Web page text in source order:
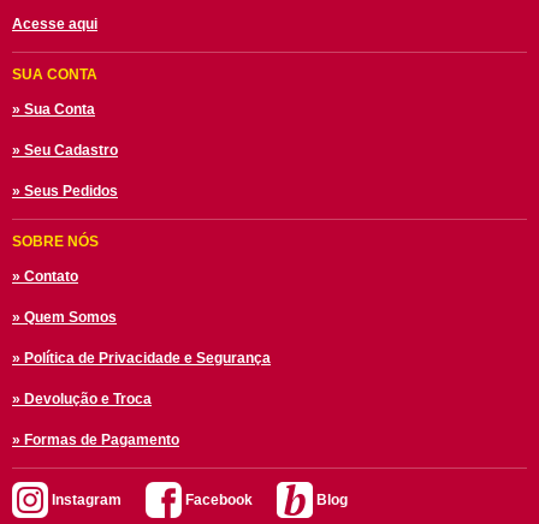
Acesse aqui
SUA CONTA
» Sua Conta
» Seu Cadastro
» Seus Pedidos
SOBRE NÓS
» Contato
» Quem Somos
» Política de Privacidade e Segurança
» Devolução e Troca
» Formas de Pagamento
Instagram Facebook Blog